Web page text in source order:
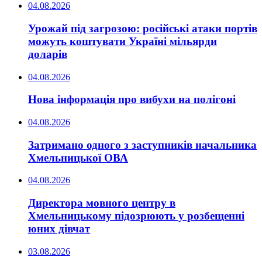
04.08.2026
Урожай під загрозою: російські атаки портів
можуть коштувати Україні мільярди
доларів
04.08.2026
Нова інформація про вибухи на полігоні
04.08.2026
Затримано одного з заступників начальника
Хмельницької ОВА
04.08.2026
Директора мовного центру в
Хмельницькому підозрюють у розбещенні
юних дівчат
03.08.2026